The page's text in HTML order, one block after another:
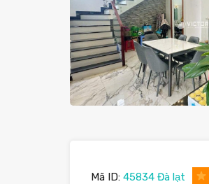
Mã ID: 45834 Đà lạt